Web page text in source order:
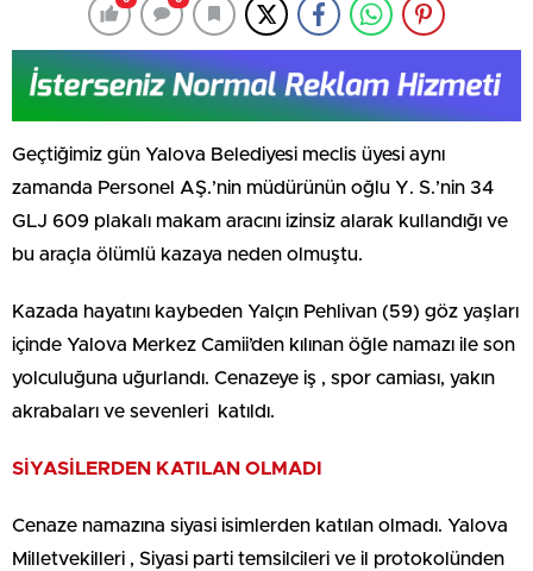
Geçtiğimiz gün Yalova Belediyesi meclis üyesi aynı
zamanda Personel AŞ.’nin müdürünün oğlu Y. S.’nin 34
GLJ 609 plakalı makam aracını izinsiz alarak kullandığı ve
bu araçla ölümlü kazaya neden olmuştu.
Kazada hayatını kaybeden Yalçın Pehlivan (59) göz yaşları
içinde Yalova Merkez Camii’den kılınan öğle namazı ile son
yolculuğuna uğurlandı. Cenazeye iş , spor camiası, yakın
akrabaları ve sevenleri katıldı.
SİYASİLERDEN KATILAN OLMADI
Cenaze namazına siyasi isimlerden katılan olmadı. Yalova
Milletvekilleri , Siyasi parti temsilcileri ve il protokolünden